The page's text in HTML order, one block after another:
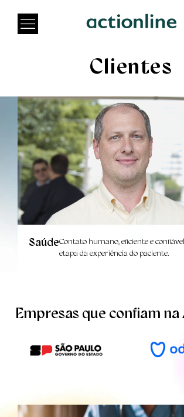
Clientes
SaúdeContato humano, eficiente e
etapa da experiência do paciente.
Empresas que confiam